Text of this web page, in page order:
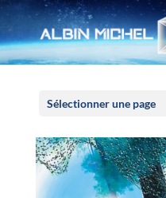
Sélectionner une page
Panneau de gestion des cookies